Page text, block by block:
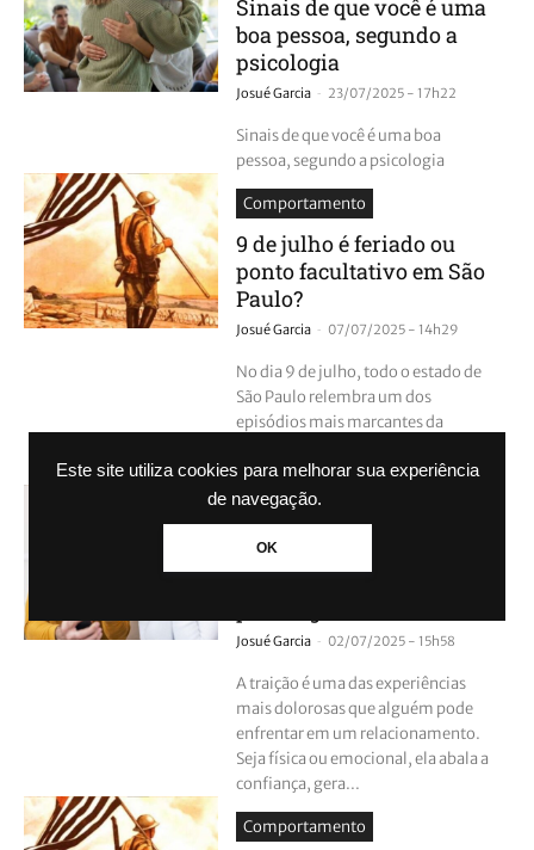
Este site utiliza cookies para melhorar sua experiência
de navegação.
OK
Sinais de que você é uma
boa pessoa, segundo a
psicologia
Josué Garcia - 23/07/2025 - 17h22
Sinais de que você é uma boa
pessoa, segundo a psicologia
Comportamento
9 de julho é feriado ou
ponto facultativo em São
Paulo?
Josué Garcia - 07/07/2025 - 14h29
No dia 9 de julho, todo o estado de
São Paulo relembra um dos
episódios mais marcantes da
Revolução...
Comportamento
Este é o perfil psicológico
Josué Garcia - 02/07/2025 - 15h58
A traição é uma das experiências
mais dolorosas que alguém pode
enfrentar em um relacionamento.
Seja física ou emocional, ela abala a
confiança, gera...
Comportamento